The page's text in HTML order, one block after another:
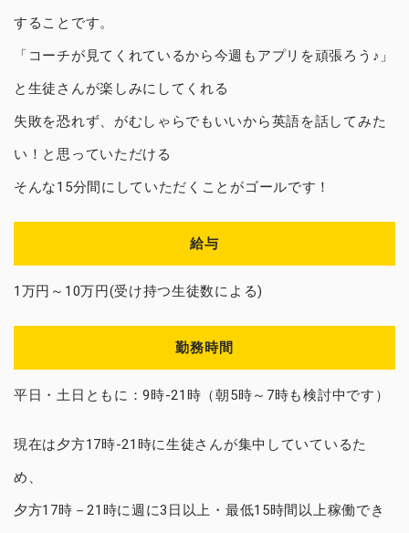
することです。
「コーチが見てくれているから今週もアプリを頑張ろう♪」
と生徒さんが楽しみにしてくれる
失敗を恐れず、がむしゃらでもいいから英語を話してみた
い！と思っていただける
そんな15分間にしていただくことがゴールです！
給与
1万円～10万円(受け持つ生徒数による)
勤務時間
平日・土日ともに：9時-21時（朝5時～7時も検討中です）
現在は夕方17時-21時に生徒さんが集中していているた
め、
夕方17時－21時に週に3日以上・最低15時間以上稼働でき